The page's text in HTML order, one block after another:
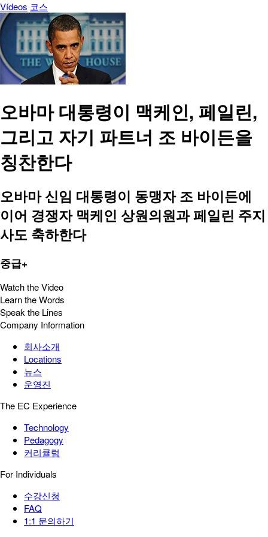
Vídeos 코스
오바마 대통령이 맥케인, 페일린,
그리고 자기 파트너 조 바이든을
칭찬한다
오바마 신임 대통령이 동맹자 조 바이든에
이어 경쟁자 맥케인 상원의원과 페일린 주지
사도 축하한다
중급+
Watch the Video
Learn the Words
Speak the Lines
Company Information
회사소개
Locations
뉴스
운영진
The EC Experience
Technology
Pedagogy
커리큘럼
For Individuals
수강신청
FAQ
1:1 문의하기